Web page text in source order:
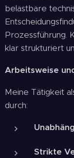
belastbare
Prozessführung.
klar strukturiert
Arbeitsweise
Meine Tätigkeit
durch:
Strikte